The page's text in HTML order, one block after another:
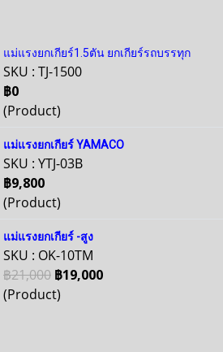
แม่แรงยกเกียร์1.5ตัน ยกเกียร์รถบรรทุก
SKU : TJ-1500
฿0
(Product)
แม่แรงยกเกียร์ YAMACO
SKU : YTJ-03B
฿9,800
(Product)
แม่แรงยกเกียร์ -สูง
SKU : OK-10TM
฿21,000 ฿19,000
(Product)